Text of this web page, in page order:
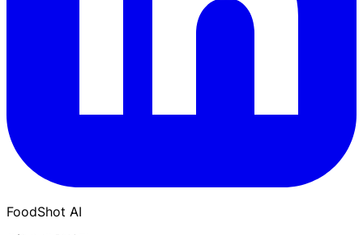
FoodShot AI